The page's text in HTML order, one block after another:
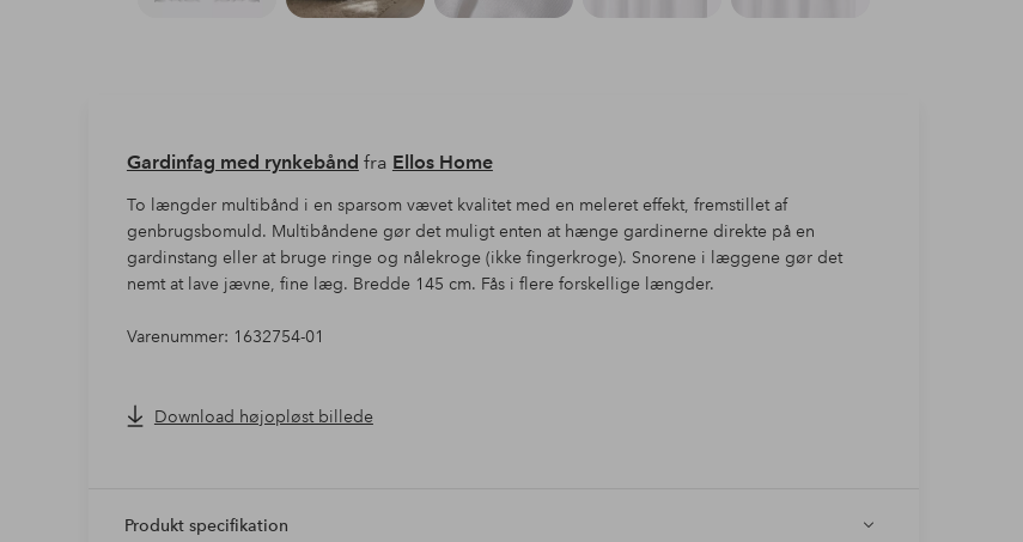
Gardinfag med rynkebånd fra Ellos Home
To længder multibånd i en sparsom vævet kvalitet med en meleret effekt, fremstillet af
genbrugsbomuld. Multibåndene gør det muligt enten at hænge gardinerne direkte på en
gardinstang eller at bruge ringe og nålekroge (ikke fingerkroge). Snorene i læggene gør det
nemt at lave jævne, fine læg. Bredde 145 cm. Fås i flere forskellige længder.
Varenummer: 1632754-01
Download højopløst billede
Produkt specifikation